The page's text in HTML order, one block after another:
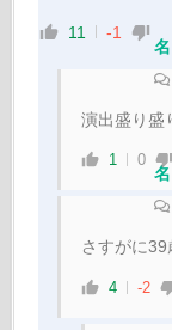
11 -1
演出盛り盛
1 0
さすがに39
4 -2